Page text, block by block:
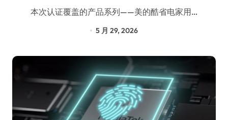
本次认证覆盖的产品系列——美的酷省电家用…
5 月 29, 2026